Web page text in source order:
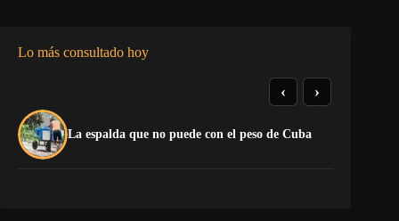
Lo más consultado hoy
La espalda que no puede con el peso de Cuba
‹ ›